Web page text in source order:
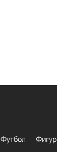
Футбол